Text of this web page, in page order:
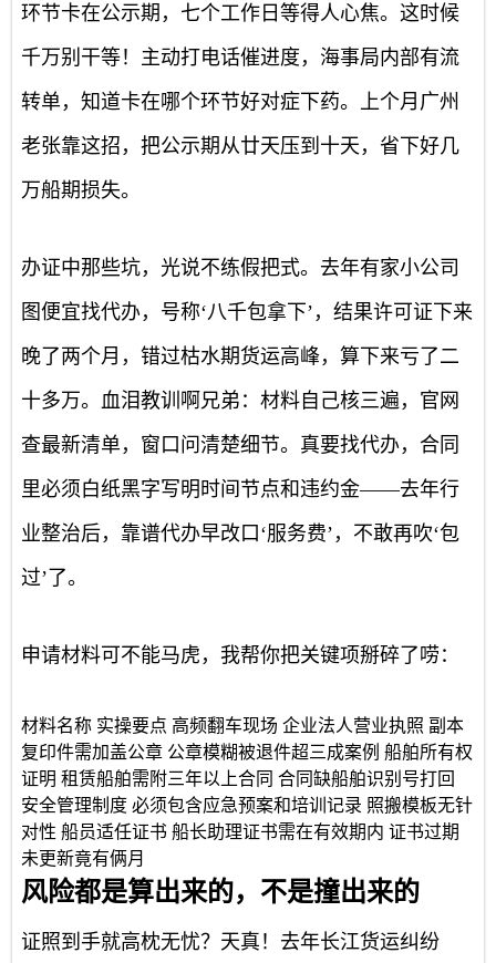
环节卡在公示期，七个工作日等得人心焦。这时候
千万别干等！主动打电话催进度，海事局内部有流
转单，知道卡在哪个环节好对症下药。上个月广州
老张靠这招，把公示期从廿天压到十天，省下好几
万船期损失。
办证中那些坑，光说不练假把式。去年有家小公司
图便宜找代办，号称‘八千包拿下’，结果许可证下来
晚了两个月，错过枯水期货运高峰，算下来亏了二
十多万。血泪教训啊兄弟：材料自己核三遍，官网
查最新清单，窗口问清楚细节。真要找代办，合同
里必须白纸黑字写明时间节点和违约金——去年行
业整治后，靠谱代办早改口‘服务费’，不敢再吹‘包
过’了。
申请材料可不能马虎，我帮你把关键项掰碎了唠：
材料名称 实操要点 高频翻车现场 企业法人营业执照 副本
复印件需加盖公章 公章模糊被退件超三成案例 船舶所有权
证明 租赁船舶需附三年以上合同 合同缺船舶识别号打回
安全管理制度 必须包含应急预案和培训记录 照搬模板无针
对性 船员适任证书 船长助理证书需在有效期内 证书过期
未更新竟有俩月
风险都是算出来的，不是撞出来的
证照到手就高枕无忧？天真！去年长江货运纠纷